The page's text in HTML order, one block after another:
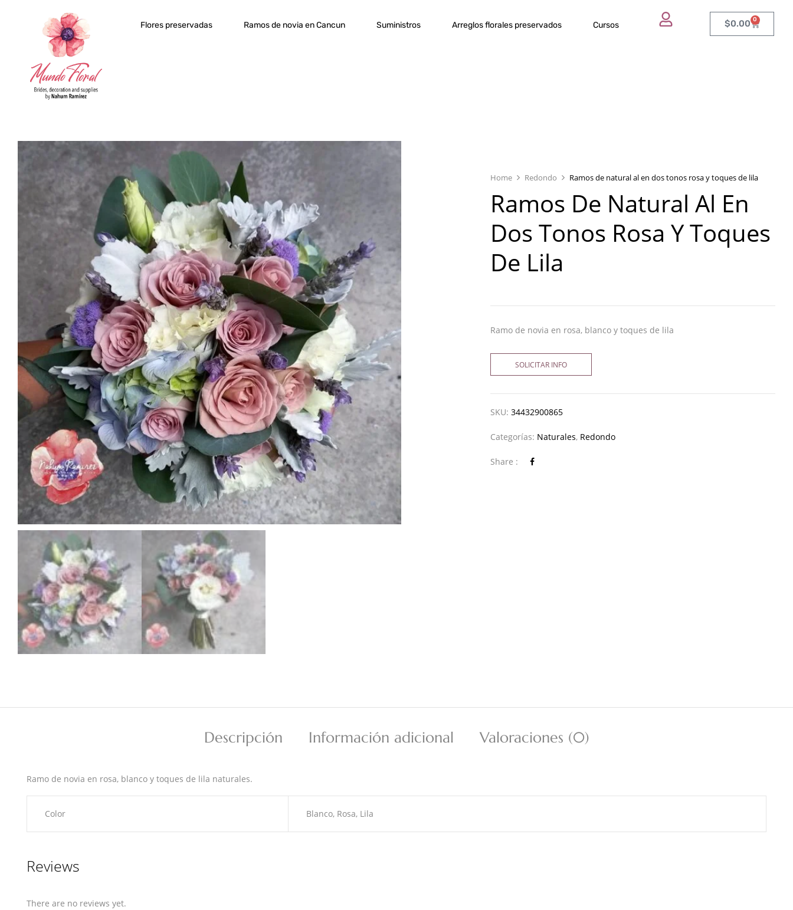
Flores preservadas Ramos de novia en Cancun Suministros Arreglos florales preservados Cursos $0.00 0
Home Redondo Ramos de natural al en dos tonos rosa y toques de lila
Ramos De Natural Al En
Dos Tonos Rosa Y Toques
De Lila
Ramo de novia en rosa, blanco y toques de lila
SOLICITAR INFO
SKU:34432900865
Categorías: Naturales, Redondo
Share :
Descripción Información adicional Valoraciones (0)
Ramo de novia en rosa, blanco y toques de lila naturales.
Color Blanco, Rosa, Lila
Reviews
There are no reviews yet.